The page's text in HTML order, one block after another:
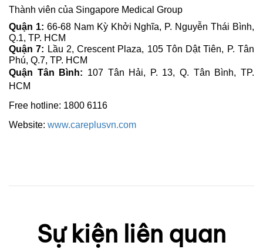
Thành viên của Singapore Medical Group
Quận 1: 66-68 Nam Kỳ Khởi Nghĩa, P. Nguyễn Thái Bình,
Q.1, TP. HCM
Quận 7: Lầu 2, Crescent Plaza, 105 Tôn Dật Tiên, P. Tân
Phú, Q.7, TP. HCM
Quận Tân Bình: 107 Tân Hải, P. 13, Q. Tân Bình, TP.
HCM
Free hotline: 1800 6116
Website: www.careplusvn.com
Sự kiện liên quan